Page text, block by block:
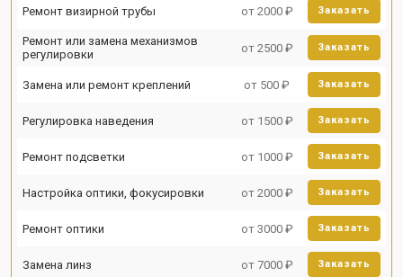
Ремонт визирной трубы от 2000 ₽ Заказать
Ремонт или замена механизмов
регулировки
от 2500 ₽ Заказать
Замена или ремонт креплений от 500 ₽ Заказать
Регулировка наведения от 1500 ₽ Заказать
Ремонт подсветки от 1000 ₽ Заказать
Настройка оптики, фокусировки от 2000 ₽ Заказать
Ремонт оптики от 3000 ₽ Заказать
Замена линз от 7000 ₽ Заказать